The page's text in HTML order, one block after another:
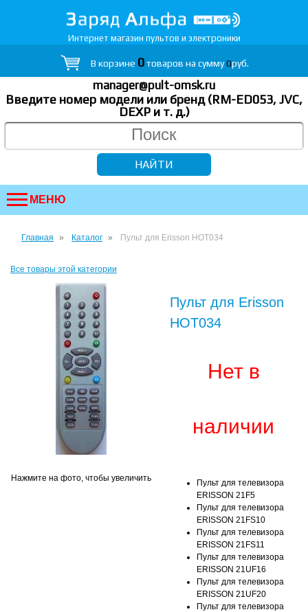
Интернет магазин пультов и электроники
В корзине 0товаров на сумму0руб.
manager@pult-omsk.ru
Введите номер модели или бренд (RM-ED053, JVC,
DEXP и т. д.)
МЕНЮ
Главная Каталог Пульт для Erisson HOT034
Все товары этой категории
Нажмите на фото, чтобы увеличить
Пульт для Erisson
HOT034
Нет в
наличии
Пульт для телевизора
ERISSON 21F5
Пульт для телевизора
ERISSON 21FS10
Пульт для телевизора
ERISSON 21FS11
Пульт для телевизора
ERISSON 21UF16
Пульт для телевизора
ERISSON 21UF20
Пульт для телевизора